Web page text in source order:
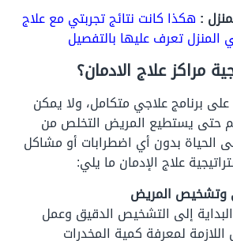
: هكذا كانت نتائج تجربتي مع علاج
المنزل تعرف عليها بالتفصيل
مراكز علاج الادمان؟
على برنامج علاجي متكامل، ولا يمكن
حتى يستطيع المريض التخلص من
الحياة بدون أي اضطرابات أو مشاكل
علاج الإدمان ما يلي:
وتشخيص المريض
إلى التشخيص الدقيق وعمل
اللازمة لمعرفة كمية المخدرات